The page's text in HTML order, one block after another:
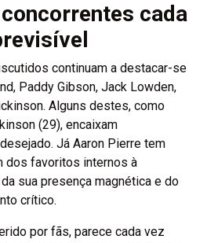
cada
continuam a destacar-se
Paddy Gibson, Jack Lowden,
Alguns destes, como
(29), encaixam
Já Aaron Pierre tem
dos favoritos internos à
sua presença magnética e do
crítico.
por fãs, parece cada vez